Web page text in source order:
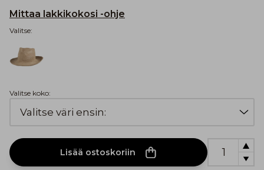
Mittaa lakkikokosi -ohje
Valitse:
Valitse koko:
Lisää ostoskoriin